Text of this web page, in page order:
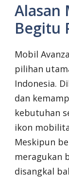
Alasan
Begitu
Mobil
pilihan
Indonesia.
dan
kebutuhan
ikon
Meskipun
meragukan
disangkal